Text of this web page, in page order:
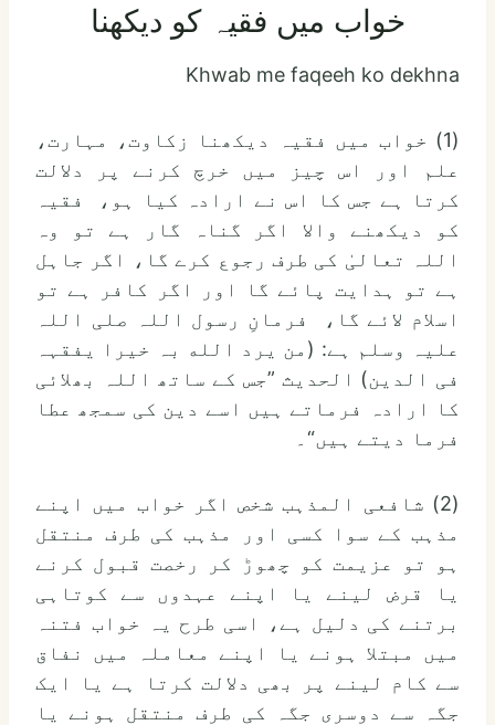
خواب میں فقیہ کو دیکھنا
Khwab me faqeeh ko dekhna
(1) خواب میں فقیہ دیکھنا زکاوت، مہارت،
علم اور اس چیز میں خرچ کرنے پر دلالت
کرتا ہے جس کا اس نے ارادہ کیا ہو، فقیہ
کو دیکھنے والا اگر گناہ گار ہے تو وہ
اللہ تعالیٰ کی طرف رجوع کرے گا، اگر جاہل
ہے تو ہدایت پائے گا اور اگر کافر ہے تو
اسلام لائے گا، فرمانِ رسول اللہ صلی اللہ
علیہ وسلم ہے: (من يرد الله بہ خیرا یفقہہ
فی الدین) الحدیث ”جس کے ساتھ اللہ بھلائی
کا ارادہ فرماتے ہیں اسے دین کی سمجھ عطا
فرما دیتے ہیں“۔
(2) شافعی المذہب شخص اگر خواب میں اپنے
مذہب کے سوا کسی اور مذہب کی طرف منتقل
ہو تو عزیمت کو چھوڑ کر رخصت قبول کرنے
یا قرض لینے یا اپنے عہدوں سے کوتاہی
برتنے کی دلیل ہے، اسی طرح یہ خواب فتنہ
میں مبتلا ہونے یا اپنے معاملہ میں نفاق
سے کام لینے پر بھی دلالت کرتا ہے یا ایک
جگہ سے دوسری جگہ کی طرف منتقل ہونے یا